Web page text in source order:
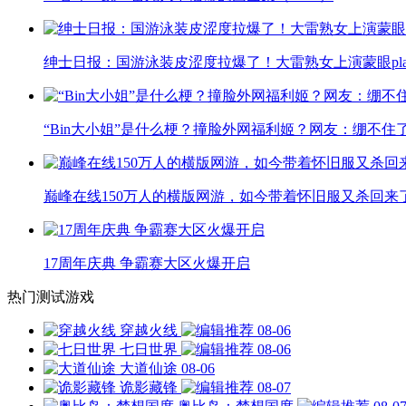
绅士日报：国游泳装皮涩度拉爆了！大雷熟女上演蒙眼
“Bin大小姐”是什么梗？撞脸外网福利姬？网友：绷不住
巅峰在线150万人的横版网游，如今带着怀旧服又杀回来
17周年庆典 争霸赛大区火爆开启
热门测试游戏
穿越火线
08-06
七日世界
08-06
大道仙途 08-06
诡影藏锋
08-07